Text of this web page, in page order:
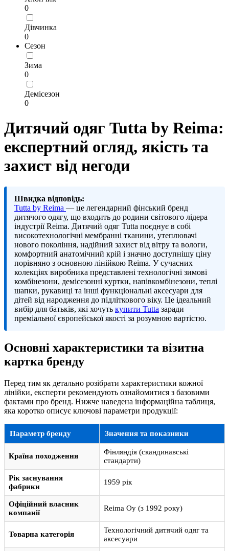
0
Дівчинка
0
Сезон
Зима
0
Демісезон
0
Дитячий одяг Tutta by Reima:
експертний огляд, якість та
захист від негоди
Швидка відповідь:
Tutta by Reima — це легендарний фінський бренд
дитячого одягу, що входить до родини світового лідера
індустрії Reima. Дитячий одяг Tutta поєднує в собі
високотехнологічні мембранні тканини, утеплювачі
нового покоління, надійний захист від вітру та вологи,
комфортний анатомічний крій і значно доступнішу ціну
порівняно з основною лінійкою Reima. У сучасних
колекціях виробника представлені технологічні зимові
комбінезони, демісезонні куртки, напівкомбінезони, теплі
шапки, рукавиці та інші функціональні аксесуари для
дітей від народження до підліткового віку. Це ідеальний
вибір для батьків, які хочуть купити Tutta заради
преміальної європейської якості за розумною вартістю.
Основні характеристики та візитна
картка бренду
Перед тим як детально розібрати характеристики кожної
лінійки, експерти рекомендують ознайомитися з базовими
фактами про бренд. Нижче наведена інформаційна таблиця,
яка коротко описує ключові параметри продукції:
Параметр бренду Значення та показники
Країна походження
Фінляндія (скандинавські
стандарти)
Рік заснування
фабрики
1959 рік
Офіційний власник
компанії
Reima Oy (з 1992 року)
Товарна категорія
Технологічний дитячий одяг та
аксесуари